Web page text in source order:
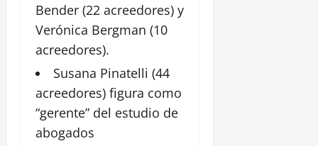
Bender (22 acreedores) y
Verónica Bergman (10
acreedores).
Susana Pinatelli (44
acreedores) figura como
“gerente” del estudio de
abogados